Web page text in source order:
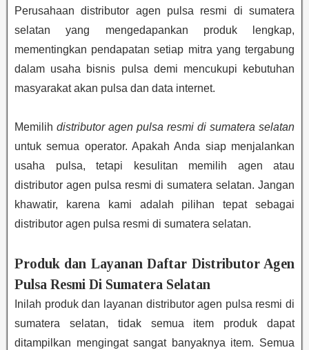
Perusahaan distributor agen pulsa resmi di sumatera
selatan yang mengedapankan produk lengkap,
mementingkan pendapatan setiap mitra yang tergabung
dalam usaha bisnis pulsa demi mencukupi kebutuhan
masyarakat akan pulsa dan data internet.
Memilih distributor agen pulsa resmi di sumatera selatan
untuk semua operator. Apakah Anda siap menjalankan
usaha pulsa, tetapi kesulitan memilih agen atau
distributor agen pulsa resmi di sumatera selatan. Jangan
khawatir, karena kami adalah pilihan tepat sebagai
distributor agen pulsa resmi di sumatera selatan.
Produk dan Layanan Daftar Distributor Agen
Pulsa Resmi Di Sumatera Selatan
Inilah produk dan layanan distributor agen pulsa resmi di
sumatera selatan, tidak semua item produk dapat
ditampilkan mengingat sangat banyaknya item. Semua